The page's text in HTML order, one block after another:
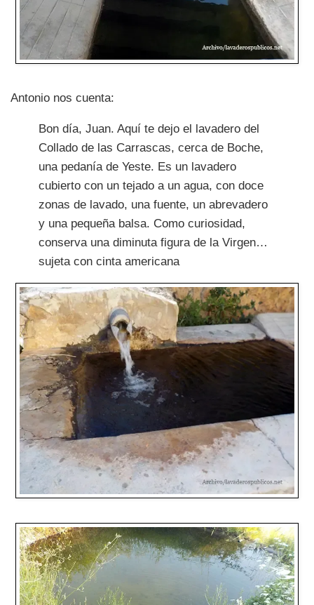
Antonio nos cuenta:
Bon día, Juan. Aquí te dejo el lavadero del
Collado de las Carrascas, cerca de Boche,
una pedanía de Yeste. Es un lavadero
cubierto con un tejado a un agua, con doce
zonas de lavado, una fuente, un abrevadero
y una pequeña balsa. Como curiosidad,
conserva una diminuta figura de la Virgen…
sujeta con cinta americana